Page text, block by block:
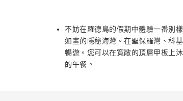
不妨在羅德島的假期中體驗一番別
如畫的隱秘海灣。在聖保羅灣、科
暢遊。您可以在寬敞的頂層甲板上
的午餐。